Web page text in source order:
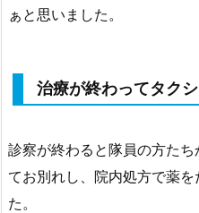
ぁと思いました。
治療が終わってタクシ
診察が終わると隊員の方た
てお別れし、院内処方で薬
た。